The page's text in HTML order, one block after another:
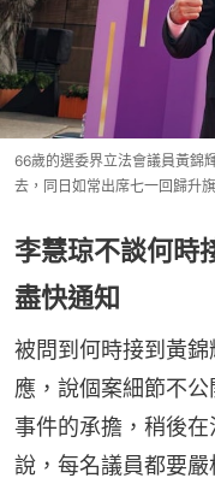
66歲的選委界立法會議員黃錦
去，同日如常出席七一回歸升
李慧琼不談何
盡快通知
被問到何時接到黃
應，說個案細節不
事件的承擔，稍後
說，每名議員都要